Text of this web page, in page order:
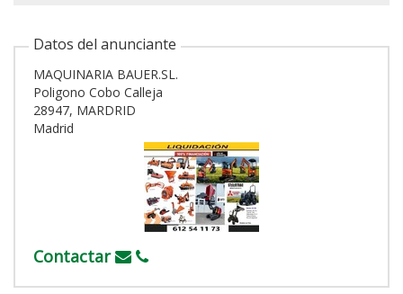
Datos del anunciante
MAQUINARIA BAUER.SL.
Poligono Cobo Calleja
28947, MARDRID
Madrid
Contactar